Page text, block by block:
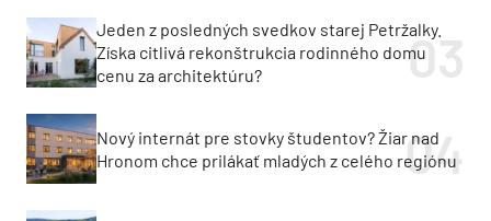
Jeden z posledných svedkov starej Petržalky.
Získa citlivá rekonštrukcia rodinného domu
cenu za architektúru?
Nový internát pre stovky študentov? Žiar nad
Hronom chce prilákať mladých z celého regiónu